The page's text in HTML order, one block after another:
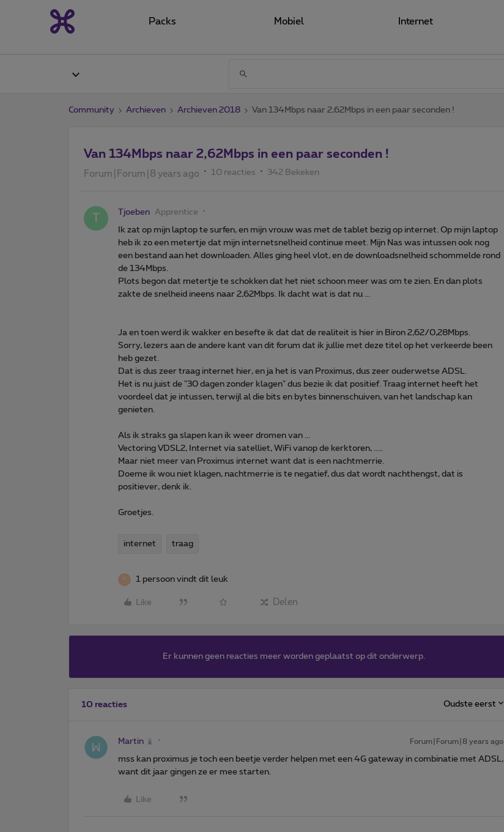
Packs Mobiel Internet
Community Archieven Archieven 2018 Van 134Mbps naar 2,62Mbps in een paar seconden !
Van 134Mbps naar 2,62Mbps in een paar seconden !
Forum|Forum|8 years ago 10 reacties 342 Bekeken
T Tjoeben Apprentice
Ik zat op mijn laptop te surfen, en mijn vrouw was met de tablet bezig op internet. Op mijn laptop
heb ik zo een metertje dat mijn internetsnelheid continue meet. Mijn Nas was intussen ook nog
een bestand aan het downloaden. Alles ging heel vlot, en de downloadsnelheid schommelde rond
de 134Mbps.
Plots begon dat metertje te schokken dat het niet schoon meer was om te zien. En dan plots
zakte de snelheid ineens naar 2,62Mbps. Ik dacht wat is dat nu ...
Ja en toen werd ik wakker en besefte ik dat dat de realiteit is hier in Biron 2,62/0,28Mbps.
Sorry, lezers aan de andere kant van dit forum dat ik jullie met deze titel op het verkeerde been
heb gezet.
Dat is dus zeer traag internet hier, en ja het is van Proximus, dus zeer ouderwetse ADSL.
Het is nu juist de "30 dagen zonder klagen" dus bezie ik dat positief. Traag internet heeft het
voordeel dat je intussen, terwijl al die bits en bytes binnenschuiven, van het landschap kan
genieten.
Als ik straks ga slapen kan ik weer dromen van ...
Vectoring VDSL2, Internet via satelliet, WiFi vanop de kerktoren, .....
Maar niet meer van Proximus internet want dat is een nachtmerrie.
Doeme ik wou niet klagen, nachtmerrie is te negatief, dus dat wordt nachthengst, dat is
positiever, denk ik.
Groetjes.
internet traag
P 1 persoon vindt dit leuk
Like Delen
Er kunnen geen reacties meer worden geplaatst op dit onderwerp.
10 reacties Oudste eerst
Martin Forum|Forum|8 years ago
mss kan proximus je toch een beetje verder helpen met een 4G gateway in combinatie met ADSL,
want dit jaar gingen ze er mee starten.
Like